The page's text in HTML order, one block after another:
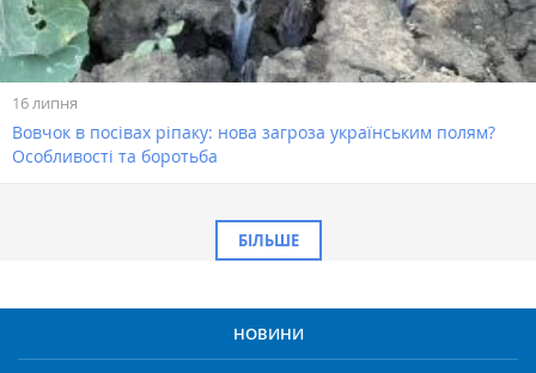
16 липня
Вовчок в посівах ріпаку: нова загроза українським полям?
Особливості та боротьба
БІЛЬШЕ
НОВИНИ